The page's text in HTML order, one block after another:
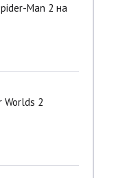
Man 2 на
Worlds 2